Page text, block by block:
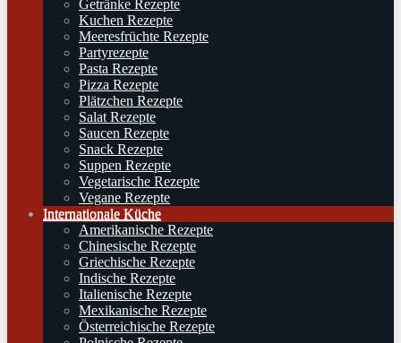
Getränke Rezepte
Kuchen Rezepte
Meeresfrüchte Rezepte
Partyrezepte
Pasta Rezepte
Pizza Rezepte
Plätzchen Rezepte
Salat Rezepte
Saucen Rezepte
Snack Rezepte
Suppen Rezepte
Vegetarische Rezepte
Vegane Rezepte
Internationale Küche
Amerikanische Rezepte
Chinesische Rezepte
Griechische Rezepte
Indische Rezepte
Italienische Rezepte
Mexikanische Rezepte
Österreichische Rezepte